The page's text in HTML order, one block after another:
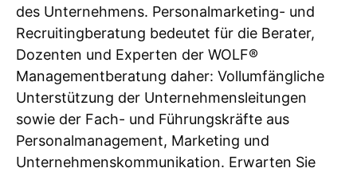
des Unternehmens. Personalmarketing- und
Recruitingberatung bedeutet für die Berater,
Dozenten und Experten der WOLF®
Managementberatung daher: Vollumfängliche
Unterstützung der Unternehmensleitungen
sowie der Fach- und Führungskräfte aus
Personalmanagement, Marketing und
Unternehmenskommunikation. Erwarten Sie